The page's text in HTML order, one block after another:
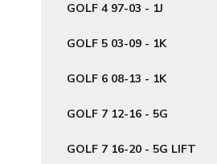
GOLF 4 97-03 - 1J
GOLF 5 03-09 - 1K
GOLF 6 08-13 - 1K
GOLF 7 12-16 - 5G
GOLF 7 16-20 - 5G LIFT